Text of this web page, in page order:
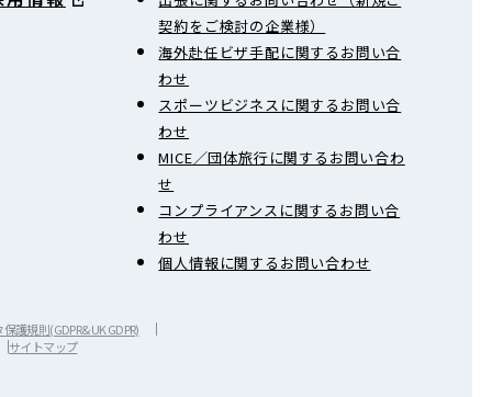
契約をご検討の企業様）
海外赴任ビザ手配に関するお問い合
わせ
スポーツビジネスに関するお問い合
わせ
MICE／団体旅行に関するお問い合わ
せ
コンプライアンスに関するお問い合
わせ
個人情報に関するお問い合わせ
護規則(GDPR&UK GDPR)
サイトマップ